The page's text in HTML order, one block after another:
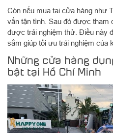
Còn nếu mua tại cửa hàng như
vấn tận tình. Sau đó được tham
được trải nghiệm thử. Điều này
sắm giúp tối ưu trải nghiệm của
Những cửa hàng
bật tại Hồ Chí Minh